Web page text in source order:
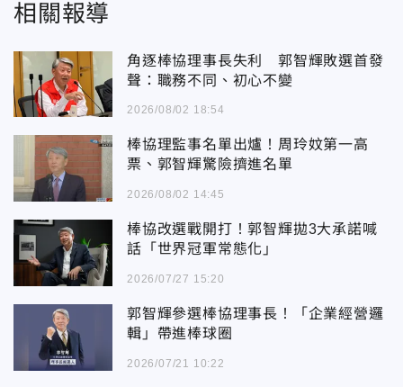
相關報導
角逐棒協理事長失利 郭智輝敗選首發
聲：職務不同、初心不變
2026/08/02 18:54
棒協理監事名單出爐！周玲妏第一高
票、郭智輝驚險擠進名單
2026/08/02 14:45
棒協改選戰開打！郭智輝拋3大承諾喊
話「世界冠軍常態化」
2026/07/27 15:20
郭智輝參選棒協理事長！「企業經營邏
輯」帶進棒球圈
2026/07/21 10:22